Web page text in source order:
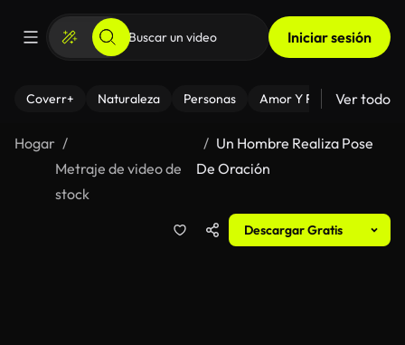
Iniciar sesión
Coverr+ Naturaleza Personas Amor Y Relaciones
Ver todo
Hogar
Metraje de video de
stock
Un Hombre Realiza Pose
De Oración
Descargar Gratis